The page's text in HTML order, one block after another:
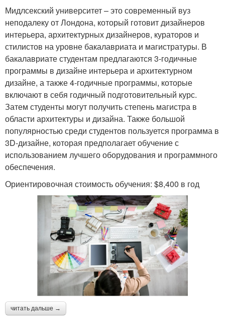
Мидлсекский университет – это современный вуз
неподалеку от Лондона, который готовит дизайнеров
интерьера, архитектурных дизайнеров, кураторов и
стилистов на уровне бакалавриата и магистратуры. В
бакалавриате студентам предлагаются 3-годичные
программы в дизайне интерьера и архитектурном
дизайне, а также 4-годичные программы, которые
включают в себя годичный подготовительный курс.
Затем студенты могут получить степень магистра в
области архитектуры и дизайна. Также большой
популярностью среди студентов пользуется программа в
3D-дизайне, которая предполагает обучение с
использованием лучшего оборудования и программного
обеспечения.
Ориентировочная стоимость обучения: $8,400 в год
читать дальше →